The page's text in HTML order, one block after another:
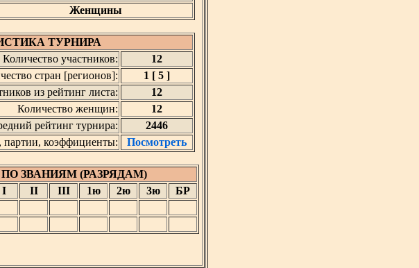
Женщины
ТУРНИРА
Количество участников:
12
стран [регионов]:
1 [ 5 ]
из рейтинг листа:
12
Количество женщин:
12
рейтинг турнира:
2446
партии, коэффициенты:
Посмотреть
ЗВАНИЯМ (РАЗРЯДАМ)
I II III 1ю 2ю 3ю
БР